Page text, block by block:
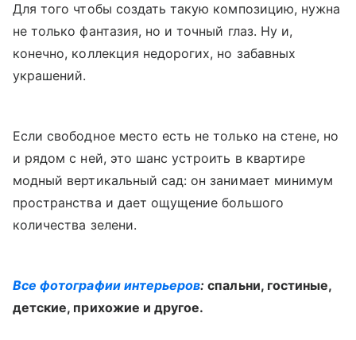
Для того чтобы создать такую композицию, нужна
не только фантазия, но и точный глаз. Ну и,
конечно, коллекция недорогих, но забавных
украшений.
Если свободное место есть не только на стене, но
и рядом с ней, это шанс устроить в квартире
модный вертикальный сад: он занимает минимум
пространства и дает ощущение большого
количества зелени.
Все фотографии интерьеров:спальни, гостиные,
детские, прихожие и другое.